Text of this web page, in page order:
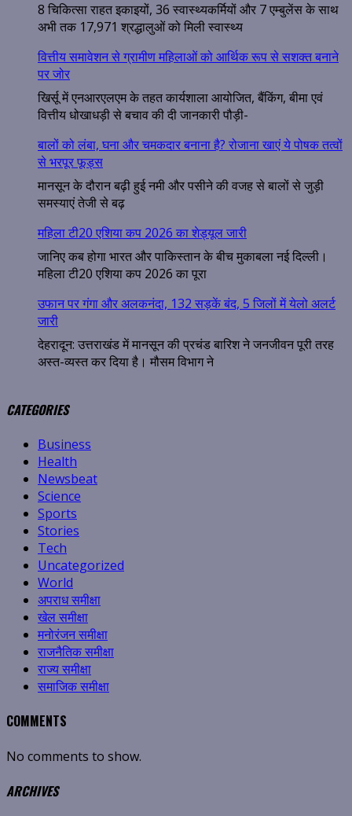
8 चिकित्सा राहत इकाइयों, 36 स्वास्थ्यकर्मियों और 7 एम्बुलेंस के साथ
अभी तक 17,971 श्रद्धालुओं को मिली स्वास्थ्य
वित्तीय समावेशन से ग्रामीण महिलाओं को आर्थिक रूप से सशक्त बनाने
पर जोर
खिर्सू में एनआरएलएम के तहत कार्यशाला आयोजित, बैंकिंग, बीमा एवं
वित्तीय धोखाधड़ी से बचाव की दी जानकारी पौड़ी-
बालों को लंबा, घना और चमकदार बनाना है? रोजाना खाएं ये पोषक तत्वों
से भरपूर फूड्स
मानसून के दौरान बढ़ी हुई नमी और पसीने की वजह से बालों से जुड़ी
समस्याएं तेजी से बढ़
महिला टी20 एशिया कप 2026 का शेड्यूल जारी
जानिए कब होगा भारत और पाकिस्तान के बीच मुकाबला नई दिल्ली।
महिला टी20 एशिया कप 2026 का पूरा
उफान पर गंगा और अलकनंदा, 132 सड़कें बंद, 5 जिलों में येलो अलर्ट
जारी
देहरादून: उत्तराखंड में मानसून की प्रचंड बारिश ने जनजीवन पूरी तरह
अस्त-व्यस्त कर दिया है। मौसम विभाग ने
CATEGORIES
Business
Health
Newsbeat
Science
Sports
Stories
Tech
Uncategorized
World
अपराध समीक्षा
खेल समीक्षा
मनोरंजन समीक्षा
राजनैतिक समीक्षा
राज्य समीक्षा
समाजिक समीक्षा
COMMENTS
No comments to show.
ARCHIVES